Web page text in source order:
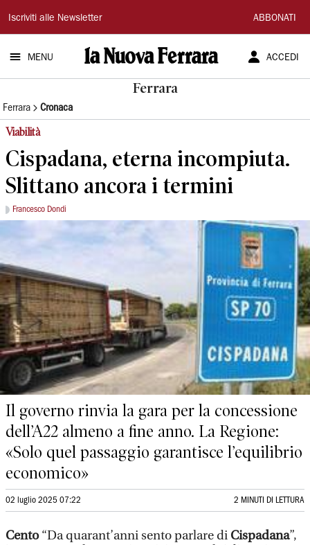
La
Nuova
Ferrara
Iscriviti alle Newsletter ABBONATI
MENU ACCEDI
Ferrara
Ferrara Cronaca
Viabilità
Cispadana, eterna incompiuta.
Slittano ancora i termini
Francesco Dondi
Il governo rinvia la gara per la concessione
dell’A22 almeno a fine anno. La Regione:
«Solo quel passaggio garantisce l’equilibrio
economico»
02 luglio 2025 07:22 2 MINUTI DI LETTURA
Cento“Da quarant’anni sento parlare di Cispadana”,